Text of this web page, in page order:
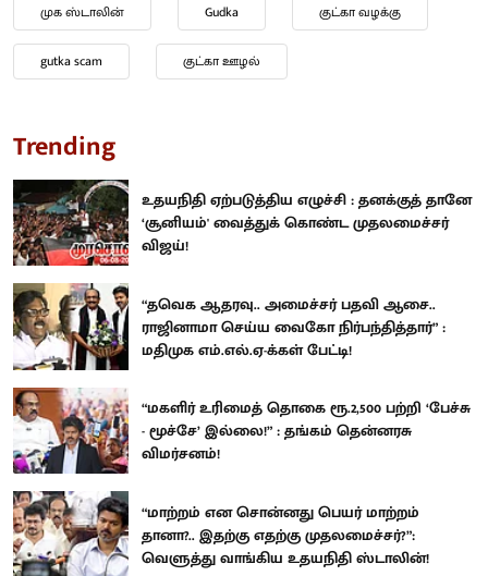
முக ஸ்டாலின் Gudka குட்கா வழக்கு
gutka scam குட்கா ஊழல்
Trending
உதயநிதி ஏற்படுத்திய எழுச்சி : தனக்குத் தானே
‘சூனியம்' வைத்துக் கொண்ட முதலமைச்சர்
விஜய்!
“தவெக ஆதரவு.. அமைச்சர் பதவி ஆசை..
ராஜினாமா செய்ய வைகோ நிர்பந்தித்தார்” :
மதிமுக எம்.எல்.ஏ-க்கள் பேட்டி!
“மகளிர் உரிமைத் தொகை ரூ.2,500 பற்றி ‘பேச்சு
- மூச்சே’ இல்லை!” : தங்கம் தென்னரசு
விமர்சனம்!
“மாற்றம் என சொன்னது பெயர் மாற்றம்
தானா?.. இதற்கு எதற்கு முதலமைச்சர்?”:
வெளுத்து வாங்கிய உதயநிதி ஸ்டாலின்!